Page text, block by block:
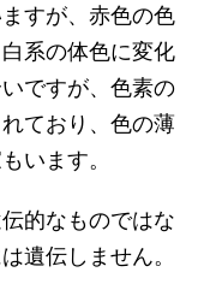
すが、赤色の色
系の体色に変化
ですが、色素の
ており、色の薄
います。
的なものではな
遺伝しません。